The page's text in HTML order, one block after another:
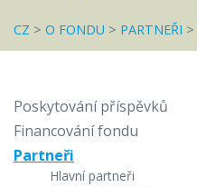
CZ > O FONDU > PARTNEŘI >
Poskytování příspěvků
Financování fondu
Partneři
Hlavní partneři